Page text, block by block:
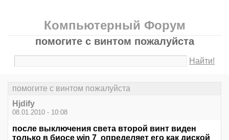
Компьютерный Форум
помогите с винтом пожалуйста
Найти!
помогите с винтом пожалуйста
Hjdify
08.01.2010 - 10:08
после выключения света второй винт виден
только в биосе win 7 определяет его как диской